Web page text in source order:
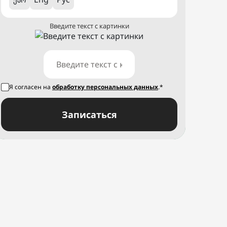
Введите текст с картинки
Я согласен на обработку персональных данных.*
Записаться